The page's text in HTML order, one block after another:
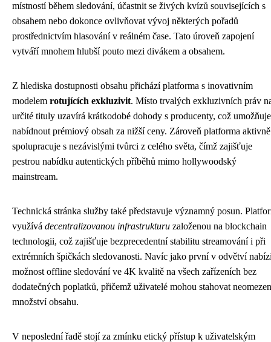
místností během sledování, účastnit se živých kvízů souvisejících s
obsahem nebo dokonce ovlivňovat vývoj některých pořadů
prostřednictvím hlasování v reálném čase. Tato úroveň zapojení
vytváří mnohem hlubší pouto mezi divákem a obsahem.
Z hlediska dostupnosti obsahu přichází platforma s inovativním
modelem rotujících exkluzivit. Místo trvalých exkluzivních práv
určité tituly uzavírá krátkodobé dohody s producenty, což umožňuje
nabídnout prémiový obsah za nižší ceny. Zároveň platforma aktivně
spolupracuje s nezávislými tvůrci z celého světa, čímž zajišťuje
pestrou nabídku autentických příběhů mimo hollywoodský
mainstream.
Technická stránka služby také představuje významný posun.
využívá decentralizovanou infrastrukturu založenou na blockchain
technologii, což zajišťuje bezprecedentní stabilitu streamování i při
extrémních špičkách sledovanosti. Navíc jako první v odvětví
možnost offline sledování ve 4K kvalitě na všech zařízeních bez
dodatečných poplatků, přičemž uživatelé mohou stahovat
množství obsahu.
V neposlední řadě stojí za zmínku etický přístup k uživatelským